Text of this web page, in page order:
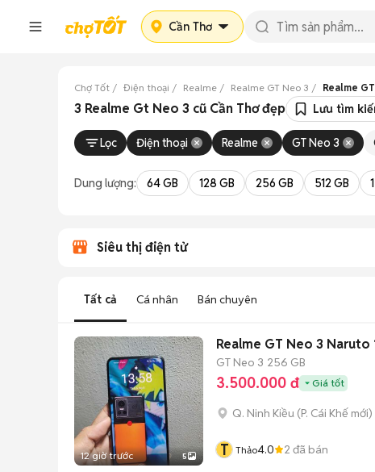
Cần Thơ
Chợ Tốt Điện thoại Realme Realme GT Neo 3 Realme
3 Realme Gt Neo 3 cũ Cần Thơ đẹp Lưu tìm
Lọc Điện thoại Realme GT Neo 3
Dung lượng: 64 GB 128 GB 256 GB 512 GB
Siêu thị điện tử
Tất cả Cá nhân Bán chuyên
12 giờ trước 5
Realme GT Neo 3 Naruto
GT Neo 3 256 GB
3.500.000 đ Giá tốt
Q. Ninh Kiều (P. Cái Khế mới)
T Thảo4.0 2 đã bán